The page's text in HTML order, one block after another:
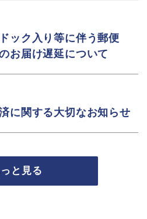
ック入り等に伴う郵便
お届け遅延について
に関する大切なお知らせ
っと見る